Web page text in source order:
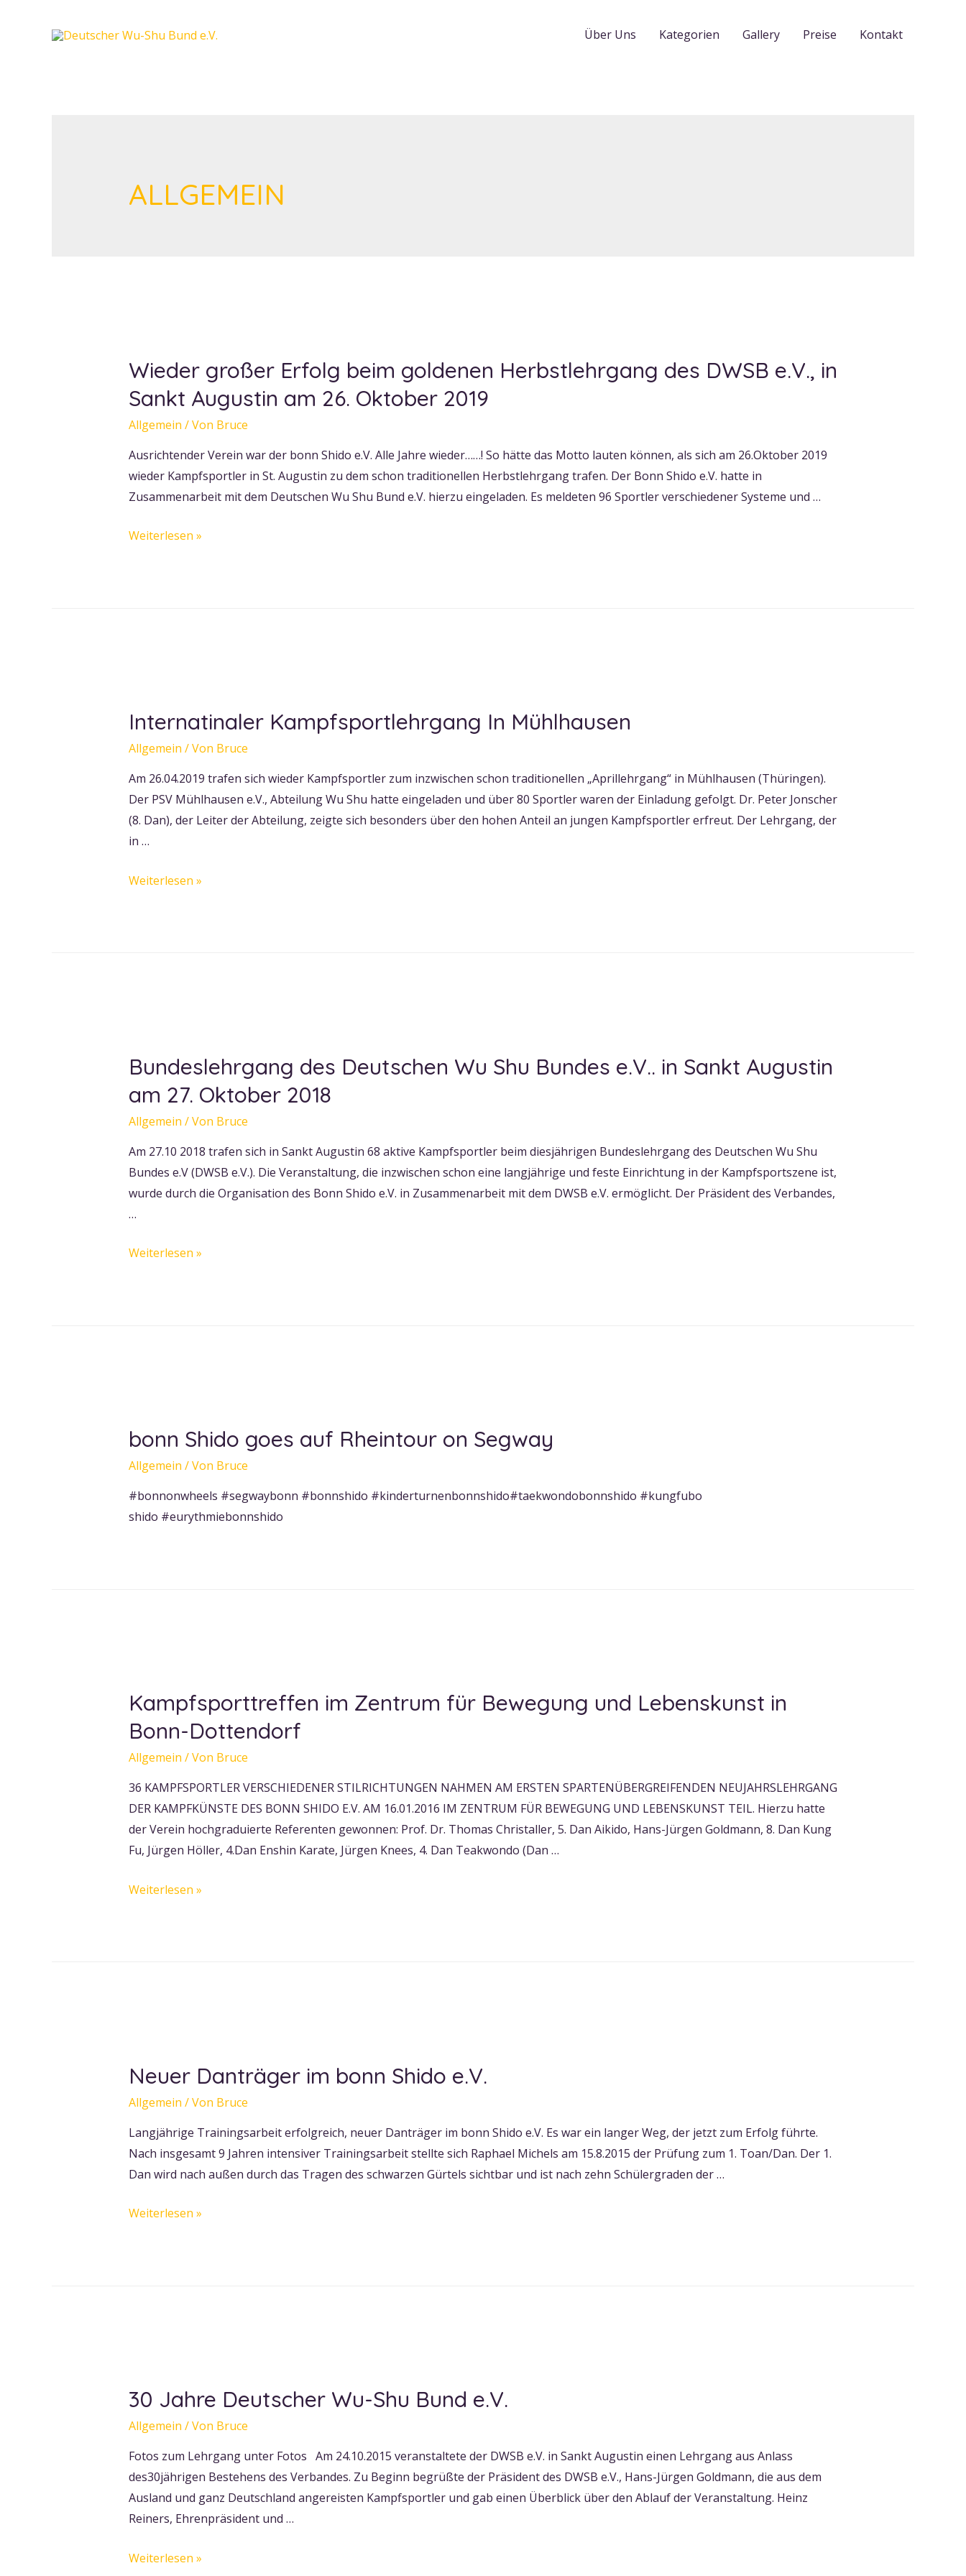
Über Uns Kategorien Gallery Preise Kontakt
ALLGEMEIN
Wieder großer Erfolg beim goldenen Herbstlehrgang des DWSB e.V., in
Sankt Augustin am 26. Oktober 2019
Allgemein / Von Bruce
Ausrichtender Verein war der bonn Shido e.V. Alle Jahre wieder……! So hätte das Motto lauten können, als sich am 26.Oktober 2019
wieder Kampfsportler in St. Augustin zu dem schon traditionellen Herbstlehrgang trafen. Der Bonn Shido e.V. hatte in
Zusammenarbeit mit dem Deutschen Wu Shu Bund e.V. hierzu eingeladen. Es meldeten 96 Sportler verschiedener Systeme und …
Wieder
in
Sankt
am
26.
Oktober
2019
Weiterlesen »
Internatinaler Kampfsportlehrgang In Mühlhausen
Allgemein / Von Bruce
Am 26.04.2019 trafen sich wieder Kampfsportler zum inzwischen schon traditionellen „Aprillehrgang“ in Mühlhausen (Thüringen).
Der PSV Mühlhausen e.V., Abteilung Wu Shu hatte eingeladen und über 80 Sportler waren der Einladung gefolgt. Dr. Peter Jonscher
(8. Dan), der Leiter der Abteilung, zeigte sich besonders über den hohen Anteil an jungen Kampfsportler erfreut. Der Lehrgang, der
in …
Internatinaler
Weiterlesen »
Bundeslehrgang des Deutschen Wu Shu Bundes e.V.. in Sankt Augustin
am 27. Oktober 2018
Allgemein / Von Bruce
Am 27.10 2018 trafen sich in Sankt Augustin 68 aktive Kampfsportler beim diesjährigen Bundeslehrgang des Deutschen Wu Shu
Bundes e.V (DWSB e.V.). Die Veranstaltung, die inzwischen schon eine langjährige und feste Einrichtung in der Kampfsportszene ist,
wurde durch die Organisation des Bonn Shido e.V. in Zusammenarbeit mit dem DWSB e.V. ermöglicht. Der Präsident des Verbandes,
…
Bundeslehrgang
Augustin
am
Oktober
2018
Weiterlesen »
bonn Shido goes auf Rheintour on Segway
Allgemein / Von Bruce
#bonnonwheels #segwaybonn #bonnshido #kinderturnenbonnshido#taekwondobonnshido #kungfubo
shido #eurythmiebonnshido
Kampfsporttreffen im Zentrum für Bewegung und Lebenskunst in
Bonn-Dottendorf
Allgemein / Von Bruce
36 KAMPFSPORTLER VERSCHIEDENER STILRICHTUNGEN NAHMEN AM ERSTEN SPARTENÜBERGREIFENDEN NEUJAHRSLEHRGANG
DER KAMPFKÜNSTE DES BONN SHIDO E.V. AM 16.01.2016 IM ZENTRUM FÜR BEWEGUNG UND LEBENSKUNST TEIL. Hierzu hatte
der Verein hochgraduierte Referenten gewonnen: Prof. Dr. Thomas Christaller, 5. Dan Aikido, Hans-Jürgen Goldmann, 8. Dan Kung
Fu, Jürgen Höller, 4.Dan Enshin Karate, Jürgen Knees, 4. Dan Teakwondo (Dan …
Kampfsporttreffen
Dottendorf
Weiterlesen »
Neuer Danträger im bonn Shido e.V.
Allgemein / Von Bruce
Langjährige Trainingsarbeit erfolgreich, neuer Danträger im bonn Shido e.V. Es war ein langer Weg, der jetzt zum Erfolg führte.
Nach insgesamt 9 Jahren intensiver Trainingsarbeit stellte sich Raphael Michels am 15.8.2015 der Prüfung zum 1. Toan/Dan. Der 1.
Dan wird nach außen durch das Tragen des schwarzen Gürtels sichtbar und ist nach zehn Schülergraden der …
Neuer
Weiterlesen »
30 Jahre Deutscher Wu-Shu Bund e.V.
Allgemein / Von Bruce
Fotos zum Lehrgang unter Fotos Am 24.10.2015 veranstaltete der DWSB e.V. in Sankt Augustin einen Lehrgang aus Anlass
des30jährigen Bestehens des Verbandes. Zu Beginn begrüßte der Präsident des DWSB e.V., Hans-Jürgen Goldmann, die aus dem
Ausland und ganz Deutschland angereisten Kampfsportler und gab einen Überblick über den Ablauf der Veranstaltung. Heinz
Reiners, Ehrenpräsident und …
30
Weiterlesen »